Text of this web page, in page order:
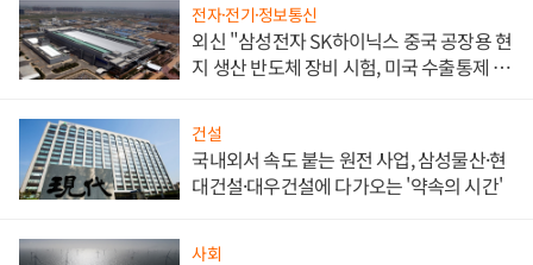
전자·전기·정보통신
외신 "삼성전자 SK하이닉스 중국 공장용 현
지 생산 반도체 장비 시험, 미국 수출통제 대
건설
국내외서 속도 붙는 원전 사업, 삼성물산·현
대건설·대우건설에 다가오는 '약속의 시간'
사회